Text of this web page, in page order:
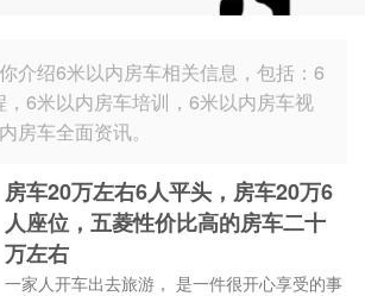
介绍6米以内房车相关信息，包括：6
6米以内房车培训，6米以内房车视
房车全面资讯。
房车20万左右6人平头，房车20万6
人座位，五菱性价比高的房车二十
万左右
一家人开车出去旅游， 是一件很开心享受的事